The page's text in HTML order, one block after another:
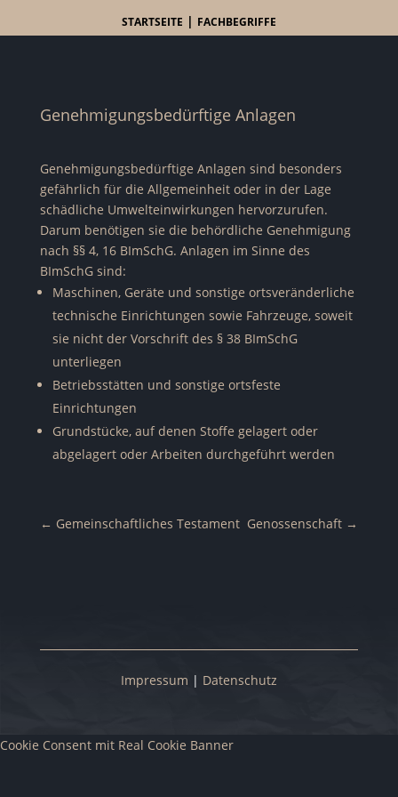
STARTSEITE | FACHBEGRIFFE
Genehmigungsbedürftige Anlagen
Genehmigungsbedürftige Anlagen sind besonders
gefährlich für die Allgemeinheit oder in der Lage
schädliche Umwelteinwirkungen hervorzurufen.
Darum benötigen sie die behördliche Genehmigung
nach §§ 4, 16 BImSchG. Anlagen im Sinne des
BImSchG sind:
Maschinen, Geräte und sonstige ortsveränderliche
technische Einrichtungen sowie Fahrzeuge, soweit
sie nicht der Vorschrift des § 38 BImSchG
unterliegen
Betriebsstätten und sonstige ortsfeste
Einrichtungen
Grundstücke, auf denen Stoffe gelagert oder
abgelagert oder Arbeiten durchgeführt werden
← Gemeinschaftliches Testament Genossenschaft →
Impressum | Datenschutz
Cookie Consent mit Real Cookie Banner